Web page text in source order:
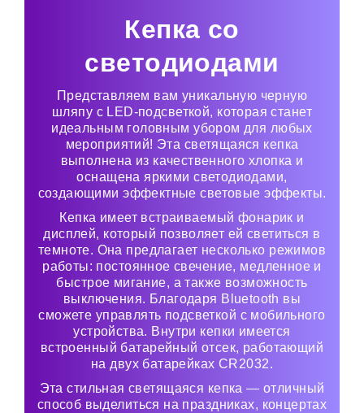
Кепка со
светодиодами
Представляем вам уникальную черную
шляпу с LED-подсветкой, которая станет
идеальным головным убором для любых
мероприятий! Эта светящаяся кепка
выполнена из качественного хлопка и
оснащена яркими светодиодами,
создающими эффектные световые эффекты.
Кепка имеет встраиваемый фонарик и
дисплей, который позволяет ей светиться в
темноте. Она предлагает несколько режимов
работы: постоянное свечение, медленное и
быстрое мигание, а также возможность
выключения. Благодаря Bluetooth вы
сможете управлять подсветкой с мобильного
устройства. Внутри кепки имеется
встроенный батарейный отсек, работающий
на двух батарейках CR2032.
Эта стильная светящаяся кепка — отличный
способ выделиться на праздниках, концертах